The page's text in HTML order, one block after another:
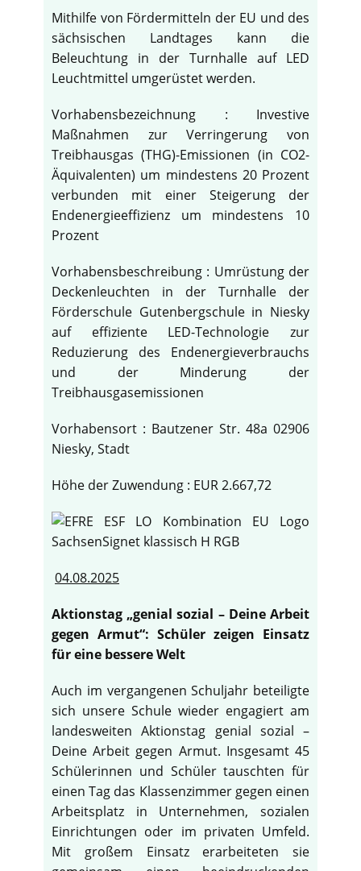
Mithilfe von Fördermitteln der EU und des
sächsischen Landtages kann die
Beleuchtung in der Turnhalle auf LED
Leuchtmittel umgerüstet werden.
Vorhabensbezeichnung : Investive
Maßnahmen zur Verringerung von
Treibhausgas (THG)-Emissionen (in CO2-
Äquivalenten) um mindestens 20 Prozent
verbunden mit einer Steigerung der
Endenergieeffizienz um mindestens 10
Prozent
Vorhabensbeschreibung : Umrüstung der
Deckenleuchten in der Turnhalle der
Förderschule Gutenbergschule in Niesky
auf effiziente LED-Technologie zur
Reduzierung des Endenergieverbrauchs
und der Minderung der
Treibhausgasemissionen
Vorhabensort : Bautzener Str. 48a 02906
Niesky, Stadt
Höhe der Zuwendung : EUR 2.667,72
04.08.2025
Aktionstag „genial sozial – Deine Arbeit
gegen Armut“: Schüler zeigen Einsatz
für eine bessere Welt
Auch im vergangenen Schuljahr beteiligte
sich unsere Schule wieder engagiert am
landesweiten Aktionstag genial sozial –
Deine Arbeit gegen Armut. Insgesamt 45
Schülerinnen und Schüler tauschten für
einen Tag das Klassenzimmer gegen einen
Arbeitsplatz in Unternehmen, sozialen
Einrichtungen oder im privaten Umfeld.
Mit großem Einsatz erarbeiteten sie